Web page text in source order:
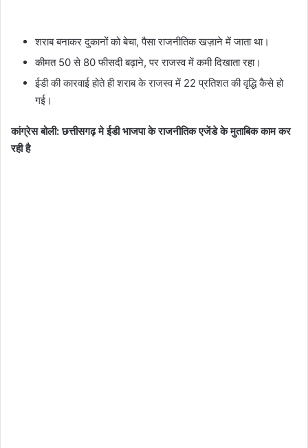
शराब बनाकर दुकानों को बेचा, पैसा राजनीतिक खज़ाने में जाता था।
कीमत 50 से 80 फीसदी बढ़ाने, पर राजस्व में कमी दिखाता रहा।
ईडी की कारवाई होते ही शराब के राजस्व में 22 प्रतिशत की वृद्धि कैसे हो
गई।
कांग्रेस बोली: छत्तीसगढ़ मे ईडी भाजपा के राजनीतिक एजेंडे के मुताबिक काम कर
रही है